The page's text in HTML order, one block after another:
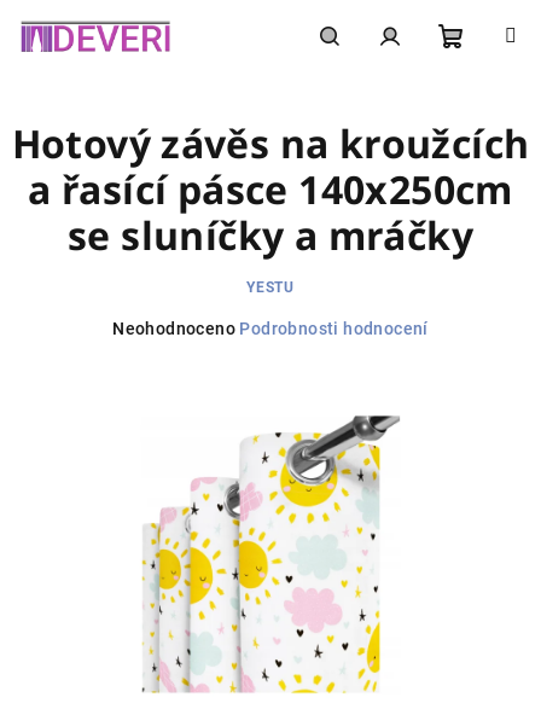
košík
Hotový závěs na kroužcích
a řasící pásce 140x250cm
se sluníčky a mráčky
YESTU
Průměrné
hvězdiček.
Neohodnoceno Podrobnosti hodnocení